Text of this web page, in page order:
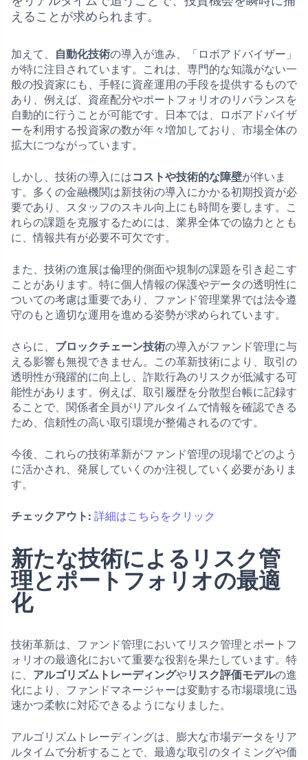
えることが求められます。
加えて、 自動化技術の導入が進み、「ロボアドバイザー」
が特に注目されています。これは、専門的な知識がない一
般の投資家にも、手軽に資産運用の手段を提供するもので
あり、例えば、資産配分やポートフォリオのリバランスを
自動的に行うことが可能です。日本では、ロボアドバイザ
ーを利用する投資家の数が年々増加しており、市場全体の
拡大につながっています。
しかし、技術の導入にはコストや技術的な障壁が伴いま
す。多くの金融機関は新技術の導入にかかる初期投資が必
要であり、スタッフのスキル向上にも時間を要します。こ
れらの課題を克服するためには、業界全体での協力ととも
に、情報共有が必要不可欠です。
また、技術の進展は倫理的側面や規制の課題を引き起こす
ことがあります。特に個人情報の保護やデータの透明性に
ついての考慮は重要であり、ファンド管理業界では法令遵
守のもと適切な運用を進める姿勢が求められています。
さらに、 ブロックチェーン技術の導入がファンド管理に与
える影響も無視できません。この革新技術により、取引の
透明性が飛躍的に向上し、詐欺行為のリスクが低減する可
能性があります。例えば、取引履歴を分散型台帳に記録す
ることで、関係者全員がリアルタイムで情報を確認できる
ため、信頼性の高い取引環境が整備されるのです。
今後、これらの技術革新がファンド管理の現場でどのよう
に活かされ、発展していくのか注視していく必要がありま
す。
チェックアウト: 詳細はこちらをクリック
新たな技術によるリスク管
理とポートフォリオの最適
化
技術革新は、ファンド管理においてリスク管理とポートフ
ォリオの最適化において重要な役割を果たしています。特
に、 アルゴリズムトレーディングやリスク評価モデルの進
化により、ファンドマネージャーは変動する市場環境に迅
速かつ柔軟に対応できるようになりました。
アルゴリズムトレーディングは、膨大な市場データをリア
ルタイムで分析することで、最適な取引のタイミングや価